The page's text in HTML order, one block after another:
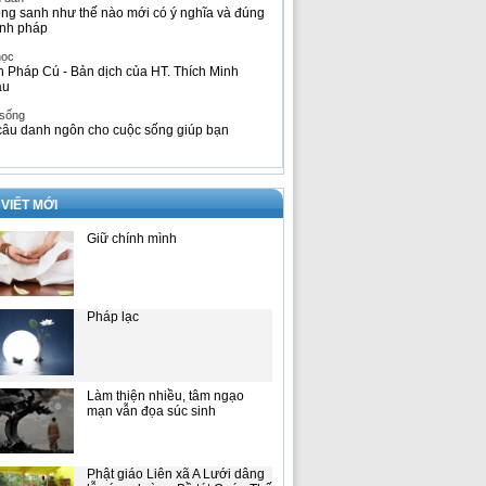
sanh như thế nào mới có ý nghĩa và đúng
pháp
Pháp Cú - Bản dịch của HT. Thích Minh
danh ngôn cho cuộc sống giúp bạn
MỚI
Giữ chính mình
Pháp lạc
Làm thiện nhiều, tâm ngạo
mạn vẫn đọa súc sinh
Phật giáo Liên xã A Lưới dâng